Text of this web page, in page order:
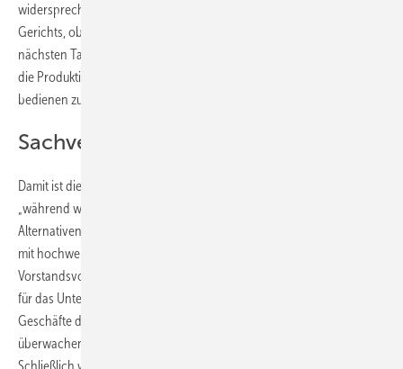
widersprechen werde. Suntech erwartet eine Entscheidung des
Gerichts, ob der Antrag angenommen oder abgelehnt wird, in den
nächsten Tagen. Während dieser Zeit hat das Gericht Suntech erlaubt,
die Produktion weiterzuführen, um die bestehenden Kunden weiter
bedienen zu können.
Sachverwalter überwacht Geschäfte
Damit ist die Hauptsorge von Suntech erst einmal vom Tisch. Denn
„während wir Initiativen zur Neustrukturierung und strategische
Alternativen bewerten, sind wir bestrebt, unsere weltweiten Kunden
mit hochwertigen Solarprodukten zu versorgen“, erklärt David King,
Vorstandsvorsitzender von Suntech. Das zuständige Volksgericht hat
für das Unternehmen einen Sachverwalter benannt, der die
Geschäfte des Konzerns bis zur endgültigen Entscheidung
überwachen soll. Das ist für das Unternehmen kein Problem.
Schließlich werde man den Sachverwalter tatkräftig unterstützen,